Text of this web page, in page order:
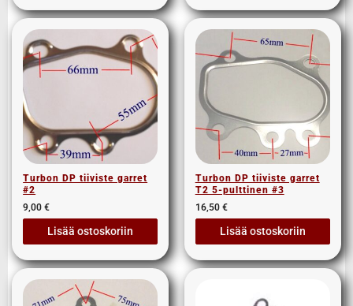
Turbon DP tiiviste garret
#2
9,00€
Lisää ostoskoriin
Turbon DP tiiviste garret
T2 5-pulttinen #3
16,50 €
Lisää ostoskoriin